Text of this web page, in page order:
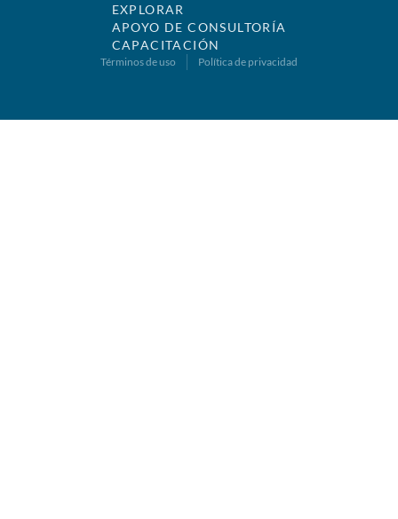
EXPLORAR
APOYO DE CONSULTORÍA
CAPACITACIÓN
Términos de uso Política de privacidad